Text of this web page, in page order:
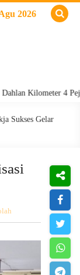
2026
Kilometer 4
Sukses Gelar